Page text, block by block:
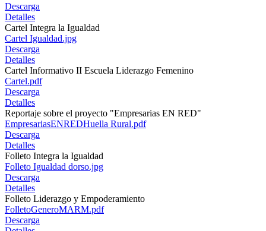
Descarga
Detalles
Cartel Integra la Igualdad
Cartel Igualdad.jpg
Descarga
Detalles
Cartel Informativo II Escuela Liderazgo Femenino
Cartel.pdf
Descarga
Detalles
Reportaje sobre el proyecto "Empresarias EN RED"
EmpresariasENREDHuella Rural.pdf
Descarga
Detalles
Folleto Integra la Igualdad
Folleto Igualdad dorso.jpg
Descarga
Detalles
Folleto Liderazgo y Empoderamiento
FolletoGeneroMARM.pdf
Descarga